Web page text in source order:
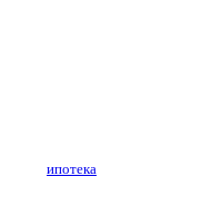
ипотека